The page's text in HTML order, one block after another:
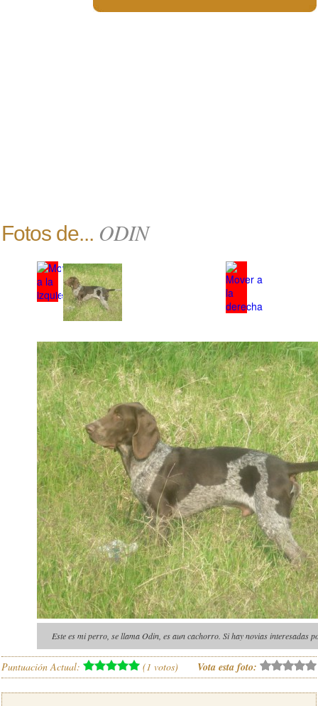
Fotos de... ODIN
Este es mi perro, se llama Odin, es aun cachorro. Si hay novias interesadas
Puntuación Actual: (1 votos) Vota esta foto: